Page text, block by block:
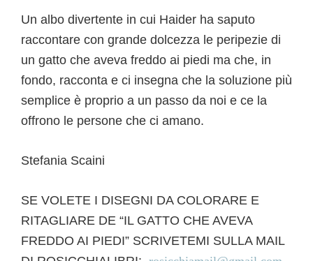
Un albo divertente in cui Haider ha saputo
raccontare con grande dolcezza le peripezie di
un gatto che aveva freddo ai piedi ma che, in
fondo, racconta e ci insegna che la soluzione più
semplice è proprio a un passo da noi e ce la
offrono le persone che ci amano.
Stefania Scaini
SE VOLETE I DISEGNI DA COLORARE E
RITAGLIARE DE “IL GATTO CHE AVEVA
FREDDO AI PIEDI” SCRIVETEMI SULLA MAIL